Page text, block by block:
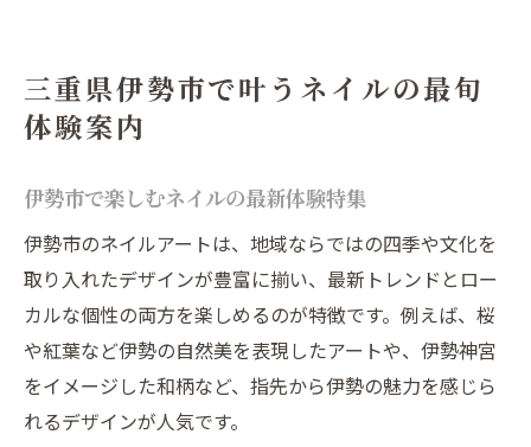
忙しい女性へ伊勢市の時短ネイル術紹介
忙しい毎日に最適な伊勢市ネイル時短術
時短ネイルが叶う伊勢市サロンの特徴
ネイルも手軽に時短で楽しむ伊勢市の工夫
伊勢市で見つかる時短ネイルとその魅力
忙しくても叶う伊勢市の時短ネイル体験
韓国風デザインも選べる伊勢の注目ネイル事情
伊勢市で出会う韓国風ネイルデザイン特集
韓国ネイルが人気の伊勢市サロンの秘密
トレンド感抜群の伊勢市韓国風ネイル事情
三重県伊勢市で叶うネイルの最旬
体験案内
伊勢市で楽しむネイルの最新体験特集
伊勢市のネイルアートは、地域ならではの四季や文化を
取り入れたデザインが豊富に揃い、最新トレンドとロー
カルな個性の両方を楽しめるのが特徴です。例えば、桜
や紅葉など伊勢の自然美を表現したアートや、伊勢神宮
をイメージした和柄など、指先から伊勢の魅力を感じら
れるデザインが人気です。